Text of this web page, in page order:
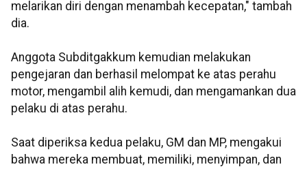
melarikan diri dengan menambah kecepatan," tambah
dia.
Anggota Subditgakkum kemudian melakukan
pengejaran dan berhasil melompat ke atas perahu
motor, mengambil alih kemudi, dan mengamankan dua
pelaku di atas perahu.
Saat diperiksa kedua pelaku, GM dan MP, mengakui
bahwa mereka membuat, memiliki, menyimpan, dan